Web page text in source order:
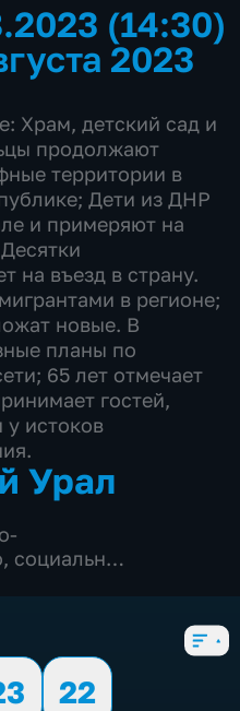
(14:30)
2023
Храм, детский сад и
продолжают
территории в
Дети из ДНР
и примеряют на
на въезд в страну.
в регионе;
новые. В
планы по
65 лет отмечает
гостей,
у истоков
Урал
, социально-
22